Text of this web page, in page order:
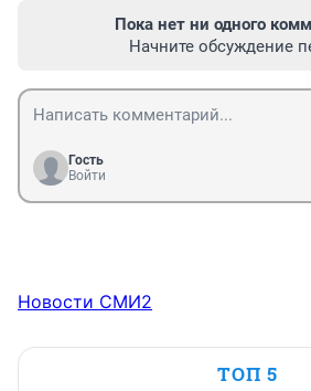
Пока нет ни одного
Начните обсуждение
Гость
Войти
Новости СМИ2
ТОП 5